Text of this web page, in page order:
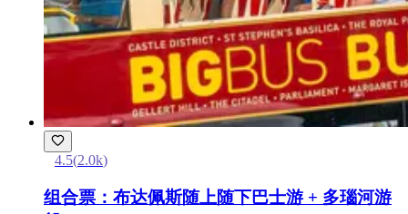
4.5(2.0k)
组合票：布达佩斯随上随下巴士游 + 多瑙河游